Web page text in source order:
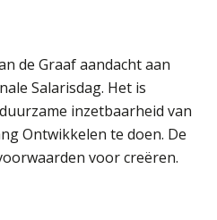
de Graaf aandacht aan
Salarisdag. Het is
inzetbaarheid van
Ontwikkelen te doen. De
voor creëren.
Summercourse: Een mindset die kansen ziet en vertrouwen geeft
Summercourse: Kiezen wat bij je past, loslaten wat je niet verder helpt